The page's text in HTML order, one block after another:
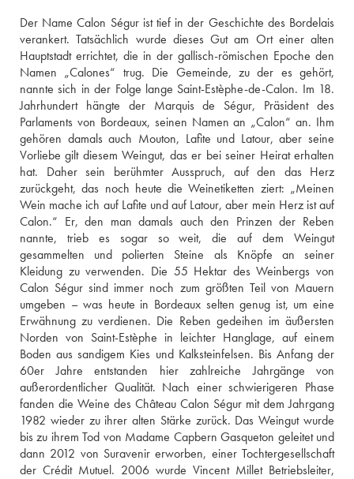
Der Name Calon Ségur ist tief in der Geschichte des Bordelais
verankert. Tatsächlich wurde dieses Gut am Ort einer alten
Hauptstadt errichtet, die in der gallisch-römischen Epoche den
Namen „Calones“ trug. Die Gemeinde, zu der es gehört,
nannte sich in der Folge lange Saint-Estèphe-de-Calon. Im 18.
Jahrhundert hängte der Marquis de Ségur, Präsident des
Parlaments von Bordeaux, seinen Namen an „Calon“ an. Ihm
gehören damals auch Mouton, Lafite und Latour, aber seine
Vorliebe gilt diesem Weingut, das er bei seiner Heirat erhalten
hat. Daher sein berühmter Ausspruch, auf den das Herz
zurückgeht, das noch heute die Weinetiketten ziert: „Meinen
Wein mache ich auf Lafite und auf Latour, aber mein Herz ist auf
Calon.“ Er, den man damals auch den Prinzen der Reben
nannte, trieb es sogar so weit, die auf dem Weingut
gesammelten und polierten Steine als Knöpfe an seiner
Kleidung zu verwenden. Die 55 Hektar des Weinbergs von
Calon Ségur sind immer noch zum größten Teil von Mauern
umgeben – was heute in Bordeaux selten genug ist, um eine
Erwähnung zu verdienen. Die Reben gedeihen im äußersten
Norden von Saint-Estèphe in leichter Hanglage, auf einem
Boden aus sandigem Kies und Kalksteinfelsen. Bis Anfang der
60er Jahre entstanden hier zahlreiche Jahrgänge von
außerordentlicher Qualität. Nach einer schwierigeren Phase
fanden die Weine des Château Calon Ségur mit dem Jahrgang
1982 wieder zu ihrer alten Stärke zurück. Das Weingut wurde
bis zu ihrem Tod von Madame Capbern Gasqueton geleitet und
dann 2012 von Suravenir erworben, einer Tochtergesellschaft
der Crédit Mutuel. 2006 wurde Vincent Millet Betriebsleiter,